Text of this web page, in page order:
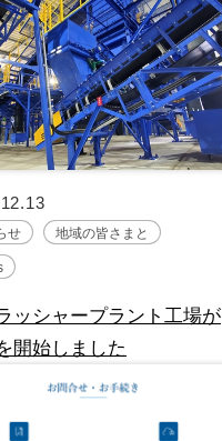
せ 地域の皆さまと
ッシャープラント工場が
開始しました